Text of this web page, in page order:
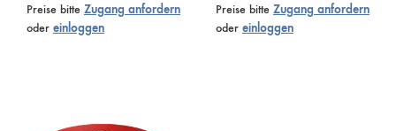
Preise bitte Zugang anfordern
oder einloggen
Preise bitte Zugang anfordern
oder einloggen